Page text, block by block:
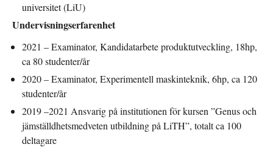
universitet (LiU)
Undervisningserfarenhet
2021 – Examinator, Kandidatarbete produktutveckling, 18hp,
ca 80 studenter/år
2020 – Examinator, Experimentell maskinteknik, 6hp, ca 120
studenter/år
2019 –2021 Ansvarig på institutionen för kursen ”Genus och
jämställdhetsmedveten utbildning på LiTH”, totalt ca 100
deltagare